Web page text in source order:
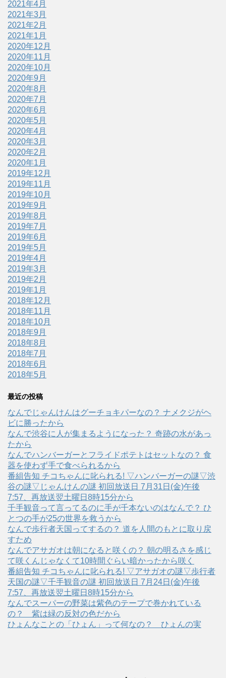
2021年4月
2021年3月
2021年2月
2021年1月
2020年12月
2020年11月
2020年10月
2020年9月
2020年8月
2020年7月
2020年6月
2020年5月
2020年4月
2020年3月
2020年2月
2020年1月
2019年12月
2019年11月
2019年10月
2019年9月
2019年8月
2019年7月
2019年6月
2019年5月
2019年4月
2019年3月
2019年2月
2019年1月
2018年12月
2018年11月
2018年10月
2018年9月
2018年8月
2018年7月
2018年6月
2018年5月
最近の投稿
なんでじゃんけんはグーチョキパーなの？ ナメクジがヘ
ビに勝ったから
なんで渋谷に人が集まるようになった？ 奇跡の水があっ
たから
なんでハンバーガーとフライドポテトはセットなの？ 食
器を使わず手で食べられるから
番組告知 チコちゃんに叱られる! ▽ハンバーガーの謎▽渋
谷の謎▽じゃんけんの謎 初回放送日 7月31日(金)午後
7:57、再放送翌土曜日8時15分から
千手観音って言ってるのに手が千本ないのはなんで？ ひ
とつの手が25の世界を救うから
なんで歩行者天国ってするの？ 道を人間のもとに取り戻
すため
なんでアサガオは朝になると咲くの？ 朝の明るさを感じ
て咲くんじゃなくて10時間ぐらい暗かったから咲く
番組告知 チコちゃんに叱られる! ▽アサガオの謎▽歩行者
天国の謎▽千手観音の謎 初回放送日 7月24日(金)午後
7:57、再放送翌土曜日8時15分から
なんでスーパーの野菜は紫色のテープで巻かれている
の？ 紫は緑の反対の色だから
ひょんなことの「ひょん」って何なの？ ひょんの実